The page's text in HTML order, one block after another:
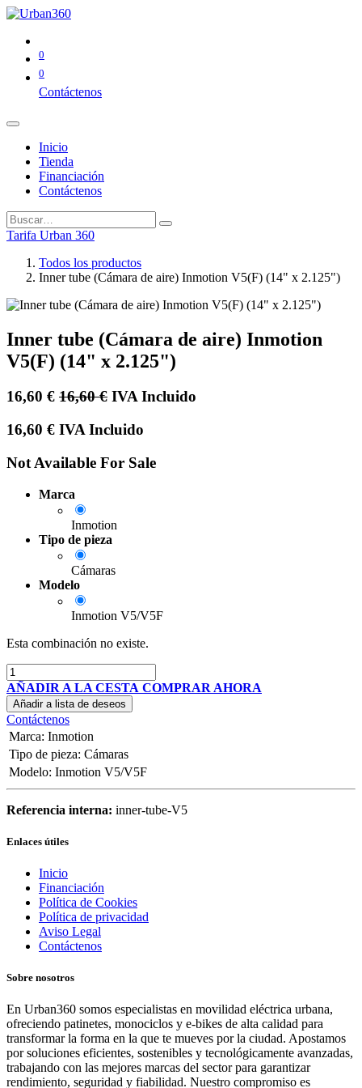
0
0
Contáctenos
Inicio
Tienda
Financiación
Contáctenos
Tarifa Urban 360
Todos los productos
Inner tube (Cámara de aire) Inmotion V5(F) (14" x 2.125")
Inner tube (Cámara de aire) Inmotion
V5(F) (14" x 2.125")
16,60 € 16,60€ IVA Incluido
16,60 € IVA Incluido
Not Available For Sale
Marca
Inmotion
Tipo de pieza
Cámaras
Modelo
Inmotion V5/V5F
Esta combinación no existe.
AÑADIR A LA CESTA COMPRAR AHORA
Añadir a lista de deseos
Contáctenos
Marca: Inmotion
Tipo de pieza: Cámaras
Modelo: Inmotion V5/V5F
Referencia interna: inner-tube-V5
Enlaces útiles
Inicio
Financiación
Política de Cookies
Política de privacidad
Aviso Legal
Contáctenos
Sobre nosotros
En Urban360 somos especialistas en movilidad eléctrica urbana,
ofreciendo patinetes, monociclos y e-bikes de alta calidad para
transformar la forma en la que te mueves por la ciudad. Apostamos
por soluciones eficientes, sostenibles y tecnológicamente avanzadas,
trabajando con las mejores marcas del sector para garantizar
rendimiento, seguridad y fiabilidad. Nuestro compromiso es